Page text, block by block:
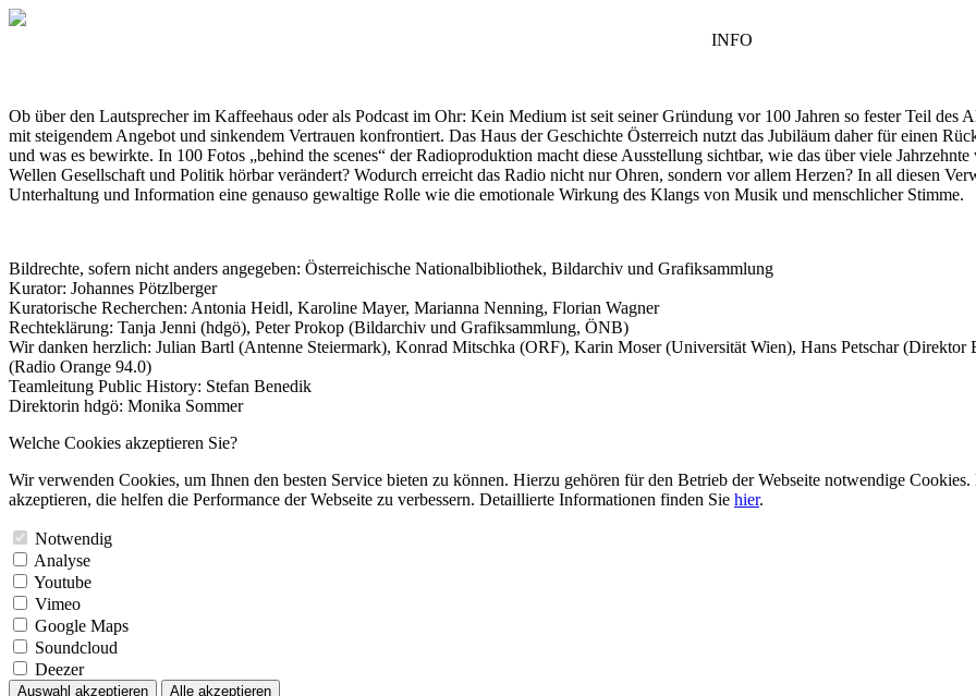
INFO
Ob über den Lautsprecher im Kaffeehaus oder als Podcast im Ohr: Kein Medium ist seit seiner Gründung vor 100 Jahren so fester Teil
mit steigendem Angebot und sinkendem Vertrauen konfrontiert. Das Haus der Geschichte Österreich nutzt das Jubiläum daher für einen
und was es bewirkte. In 100 Fotos „behind the scenes“ der Radioproduktion macht diese Ausstellung sichtbar, wie das über viele
Wellen Gesellschaft und Politik hörbar verändert? Wodurch erreicht das Radio nicht nur Ohren, sondern vor allem Herzen? In all diesen
Unterhaltung und Information eine genauso gewaltige Rolle wie die emotionale Wirkung des Klangs von Musik und menschlicher Stimme.
Bildrechte, sofern nicht anders angegeben: Österreichische Nationalbibliothek, Bildarchiv und Grafiksammlung
Kurator: Johannes Pötzlberger
Kuratorische Recherchen: Antonia Heidl, Karoline Mayer, Marianna Nenning, Florian Wagner
Rechteklärung: Tanja Jenni (hdgö), Peter Prokop (Bildarchiv und Grafiksammlung, ÖNB)
Wir danken herzlich: Julian Bartl (Antenne Steiermark), Konrad Mitschka (ORF), Karin Moser (Universität Wien), Hans Petschar
(Radio Orange 94.0)
Teamleitung Public History: Stefan Benedik
Direktorin hdgö: Monika Sommer
Welche Cookies akzeptieren Sie?
Wir verwenden Cookies, um Ihnen den besten Service bieten zu können. Hierzu gehören für den Betrieb der Webseite notwendige
akzeptieren, die helfen die Performance der Webseite zu verbessern. Detaillierte Informationen finden Sie hier.
Notwendig
Analyse
Youtube
Vimeo
Google Maps
Soundcloud
Deezer
Auswahl akzeptieren Alle akzeptieren